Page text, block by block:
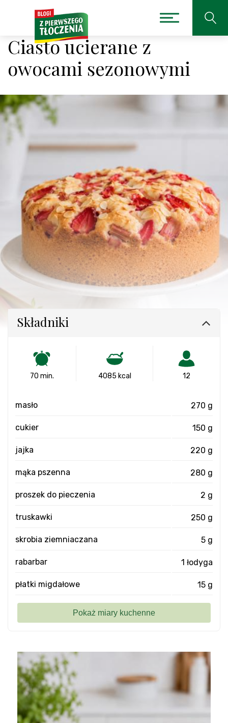
Ciasto ucierane z
owocami sezonowymi
Składniki
70 min. 4085 kcal 12
masło 270 g
cukier 150 g
jajka 220 g
mąka pszenna 280 g
proszek do pieczenia 2 g
truskawki 250 g
skrobia ziemniaczana 5 g
rabarbar 1 łodyga
płatki migdałowe 15 g